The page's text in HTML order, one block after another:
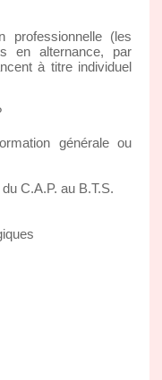
(les
en alternance, par
à titre individuel
générale ou
C.A.P. au B.T.S.